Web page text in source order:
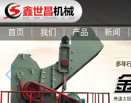
首页 我们 产品 新闻